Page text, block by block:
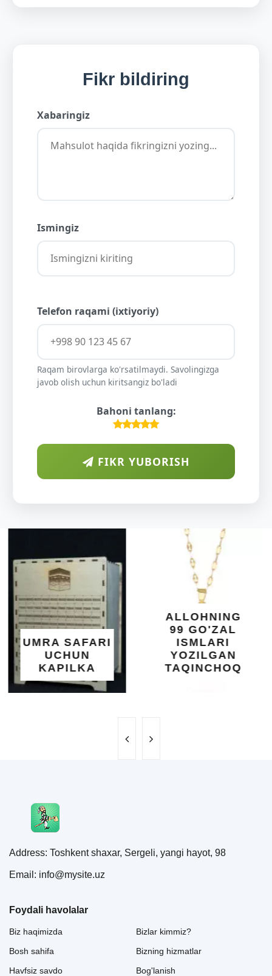
Fikr bildiring
Xabaringiz
Ismingiz
Telefon raqami (ixtiyoriy)
Raqam birovlarga ko'rsatilmaydi. Savolingizga
javob olish uchun kiritsangiz bo'ladi
Bahoni tanlang:
FIKR YUBORISH
ALLOHNING
99 GO'ZAL
ISMLARI
YOZILGAN
TAQINCHOQ
DIYORIDA
O'SUVCHI
KUNDUR
DARAXTINING
SHIFOBAXSH
YELIMI: AQL,
XOTIRA VA
UMUMIY
SALOMATLIK
UCHUN
BEBAHO
NE'MAT
Address: Toshkent shaxar, Sergeli, yangi hayot, 98
Email: info@mysite.uz
Foydali havolalar
Biz haqimizda
Bosh sahifa
Havfsiz savdo
Bizlar kimmiz?
Bizning hizmatlar
Bog'lanish